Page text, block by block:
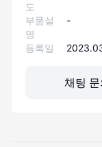
도
부품설
명
-
등록일
채팅 문